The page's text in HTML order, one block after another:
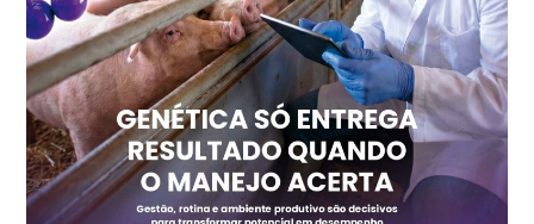
R$ 1.417,12
t
Trigo Atacado - Regional
RS
R$ 1.325,22
t
Ovo Vermelho - Regional